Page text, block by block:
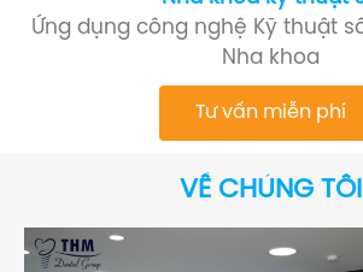
Ứng dụng công nghệ Kỹ thuật
Nha khoa
Tư vấn miễn phí
VỀ CHÚNG TÔI